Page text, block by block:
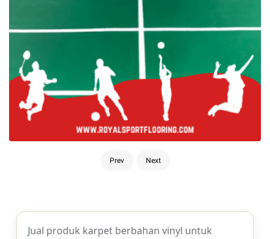
Prev Next
Jual produk karpet berbahan vinyl untuk